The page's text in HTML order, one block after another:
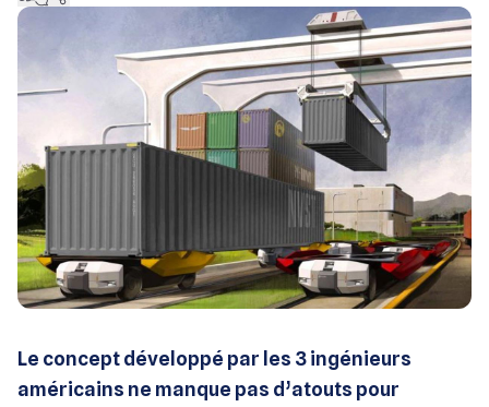
Le concept développé par les 3 ingénieurs
américains ne manque pas d’atouts pour